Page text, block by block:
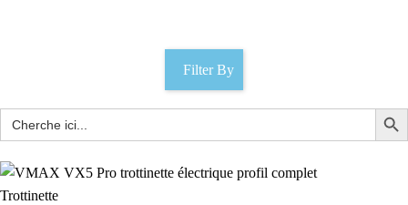
Filter By
Trottinette